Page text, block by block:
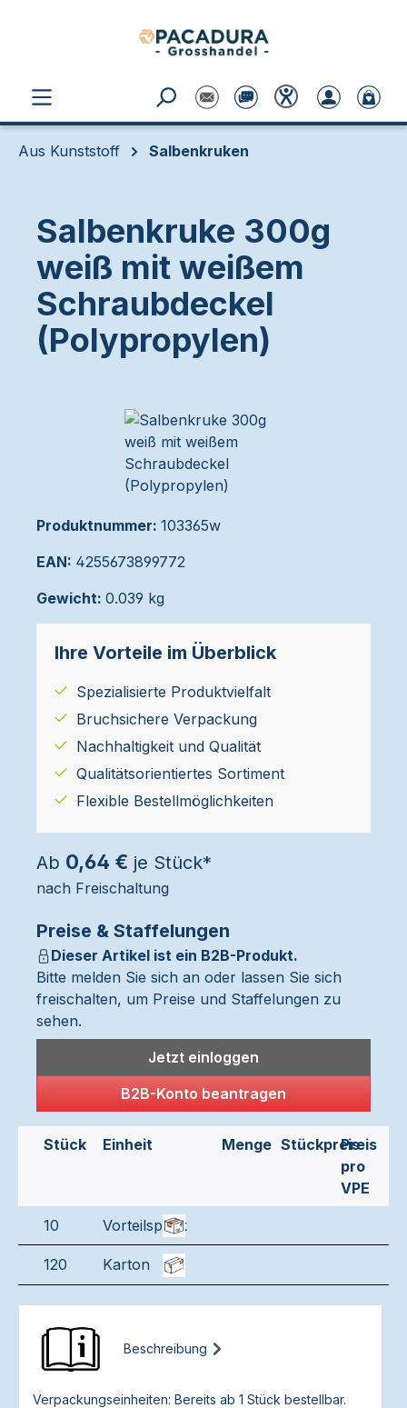
Aus Kunststoff Salbenkruken
Salbenkruke 300g
weiß mit weißem
Schraubdeckel
(Polypropylen)
Produktnummer: 103365w
EAN: 4255673899772
Gewicht: 0.039 kg
Ihre Vorteile im Überblick
Spezialisierte Produktvielfalt
Bruchsichere Verpackung
Nachhaltigkeit und Qualität
Qualitätsorientiertes Sortiment
Flexible Bestellmöglichkeiten
Ab 0,64 € je Stück*
nach Freischaltung
Preise & Staffelungen
Dieser Artikel ist ein B2B-Produkt.
Bitte melden Sie sich an oder lassen Sie sich
freischalten, um Preise und Staffelungen zu
sehen.
Jetzt einloggen
B2B-Konto beantragen
Stück Einheit Menge StückpreisPreis
pro
VPE
10 Vorteilspack
120 Karton
Beschreibung
Verpackungseinheiten: Bereits ab 1 Stück bestellbar.